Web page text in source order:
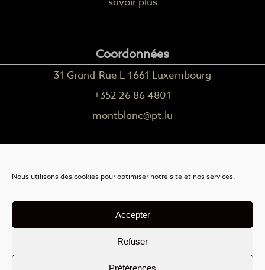
Nous utilisons des cookies pour optimiser notre site et nos services.
Accepter
Refuser
Préférences
savoir plus
Coordonnées
31 Grand-Rue L-1661 Luxembourg
+352 26 86 4801
montblanc@pt.lu
Mention légales